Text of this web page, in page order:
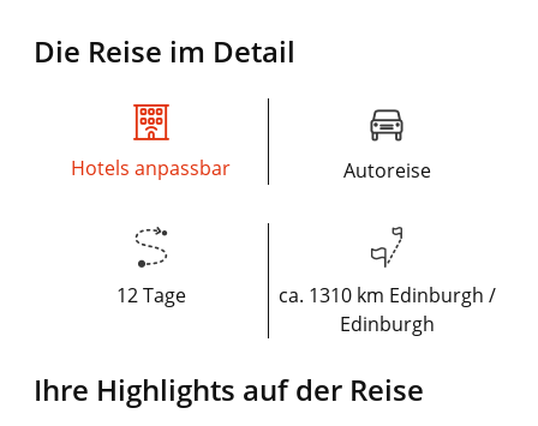
Die Reise im Detail
Hotels anpassbar Autoreise
12 Tage
ca. 1310 km Edinburgh /
Edinburgh
Ihre Highlights auf der Reise